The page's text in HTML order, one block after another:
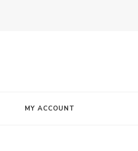
MY ACCOUNT